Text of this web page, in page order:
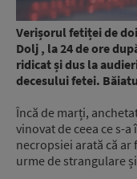
Verișorul fetiței de
Dolj , la 24 de ore
ridicat și dus la
decesului fetei.
Încă de marți,
vinovat de ceea ce s-
necropsiei arată că ar
urme de strangulare